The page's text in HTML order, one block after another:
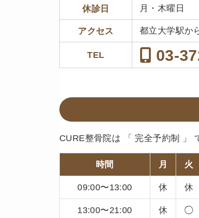
休診日 月・木曜日
アクセス 都立大学駅か
TEL 03-
CURE整骨院は 「 完全予約制 」
時間 月 火
09:00〜13:00 休 休
13:00〜21:00 休 ◯